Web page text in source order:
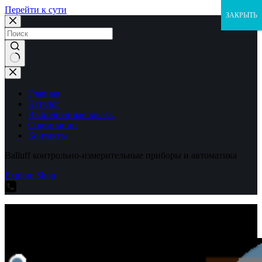
Перейти к сути
Ничего
не
найденоГлавная
Каталог
Выполненные заказы
О компании
Контакты
Balluff контрольно-измерительные приборы и автоматика
Explore Shop
ЗАКРЫТЬ